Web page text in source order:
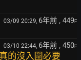
03/09 20:29, 6年前 , 449F
03/10 22:44, 6年前 , 450F
的沒入圍必要